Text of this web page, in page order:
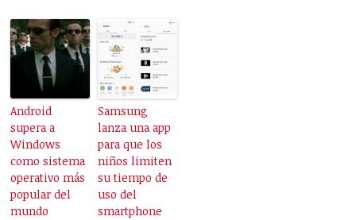
Android
supera a
Windows
como sistema
operativo más
popular del
mundo
Samsung
lanza una app
para que los
niños limiten
su tiempo de
uso del
smartphone